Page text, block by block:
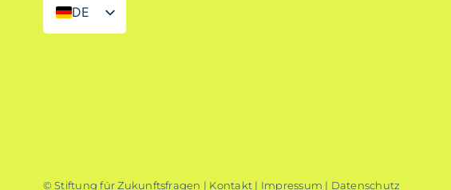
DE
EN
© Stiftung für Zukunftsfragen | Kontakt | Impressum | Datenschutz